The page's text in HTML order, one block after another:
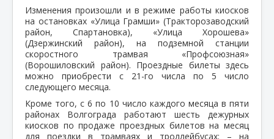
Изменения произошли и в режиме работы киосков
на остановках «Улица Грамши» (Тракторозаводский
район, Спартановка), «Улица Хорошева»
(Дзержинский район), на подземной станции
скоростного трамвая «Профсоюзная»
(Ворошиловский район). Проездные билеты здесь
можно приобрести с 21-го числа по 5 число
следующего месяца.
Кроме того, с 6 по 10 число каждого месяца в пяти
районах Волгограда работают шесть дежурных
киосков по продаже проездных билетов на месяц
для поездки в трамваях и троллейбусах: – на